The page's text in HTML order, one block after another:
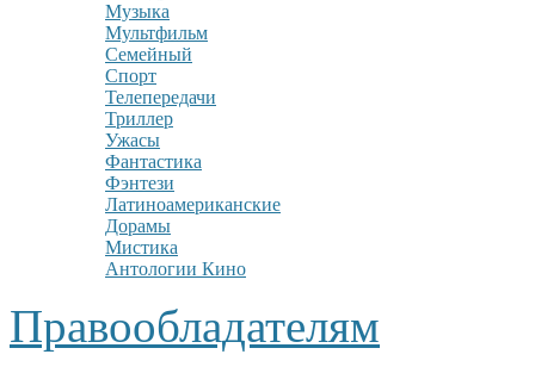
Музыка
Мультфильм
Семейный
Спорт
Телепередачи
Триллер
Ужасы
Фантастика
Фэнтези
Латиноамериканские
Дорамы
Мистика
Антологии Кино
Правообладателям